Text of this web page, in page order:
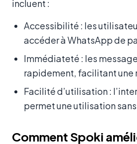
incluent :
Accessibilité : les
accéder à WhatsApp de
Immédiateté : les
rapidement, facilitant une
Facilité d’utilisation :
permet une utilisation
Comment Spoki